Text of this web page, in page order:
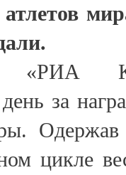
атлетов
«РИА
за
Одержав
цикле